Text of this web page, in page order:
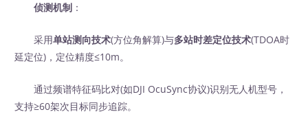
侦测机制 ：
采用单站测向技术(方位角解算)与多站时差定位技术(TDOA时
延定位)，定位精度≤10m。
通过频谱特征码比对(如DJI OcuSync协议)识别无人机型号，
支持≥60架次目标同步追踪。